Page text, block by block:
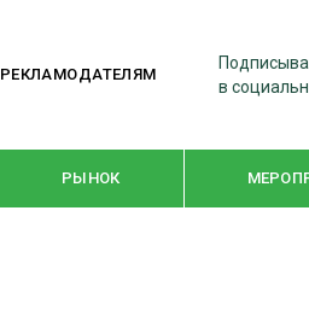
РЕКЛАМОДАТЕЛЯМ
в
РЫНОК